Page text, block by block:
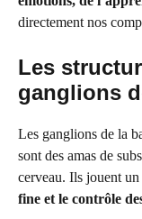
directement nos
Les
ganglions
Les ganglions de la
sont des amas de
cerveau. Ils jouent
fine et le contrôle